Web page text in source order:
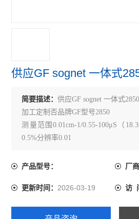
供应GF sognet 一体式
简要描述：供应GF sognet 一体式
加工定制否品牌GF型号2850
测量范围0.01cm-1/0.55-100μS（
0.5%分辨率0.01
产品型号： 厂
更新时间：2026-03-19 访